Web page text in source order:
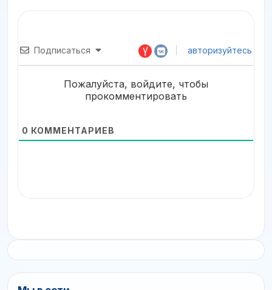
Подписаться авторизуйтесь
Пожалуйста, войдите, чтобы
прокомментировать
0 КОММЕНТАРИЕВ